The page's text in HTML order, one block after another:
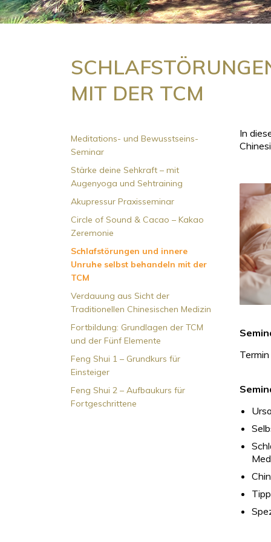
MIT DER TCM
Meditations- und Bewusstseins-
Seminar
Stärke deine Sehkraft – mit
Augenyoga und Sehtraining
Akupressur Praxisseminar
Circle of Sound & Cacao – Kakao
Zeremonie
Schlafstörungen und innere
Unruhe selbst behandeln mit der
TCM
Verdauung aus Sicht der
Traditionellen Chinesischen Medizin
Fortbildung: Grundlagen der TCM
und der Fünf Elemente
Feng Shui 1 – Grundkurs für
Einsteiger
Feng Shui 2 – Aufbaukurs für
Fortgeschrittene
In